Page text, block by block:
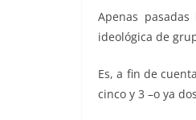
Apenas
ideológica de
Es, a fin de
cinco y 3 –o ya